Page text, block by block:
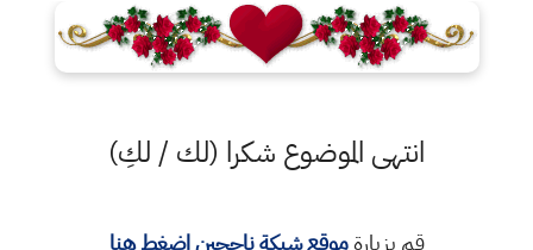
انتهى الموضوع شكرا (لك / لكِ)
قم بزيارةموقع شبكة ناجحين اضغط هنا